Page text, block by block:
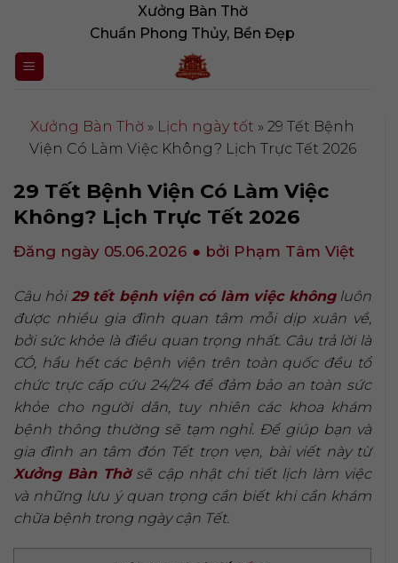
nội
dung
Xưởng Bàn Thờ
Chuẩn Phong Thủy, Bền Đẹp
Xưởng Bàn Thờ » Lịch ngày tốt » 29 Tết Bệnh
Viện Có Làm Việc Không? Lịch Trực Tết 2026
29 Tết Bệnh Viện Có Làm Việc
Không? Lịch Trực Tết 2026
Đăng ngày 05.06.2026 ● bởi Phạm Tâm Việt
Câu hỏi29 tết bệnh viện có làm việc khôngluôn
được nhiều gia đình quan tâm mỗi dịp xuân về,
bởi sức khỏe là điều quan trọng nhất. Câu trả lời là
CÓ, hầu hết các bệnh viện trên toàn quốc đều tổ
chức trực cấp cứu 24/24 để đảm bảo an toàn sức
khỏe cho người dân, tuy nhiên các khoa khám
bệnh thông thường sẽ tạm nghỉ. Để giúp bạn và
gia đình an tâm đón Tết trọn vẹn, bài viết này từ
Xưởng Bàn Thờsẽ cập nhật chi tiết lịch làm việc
và những lưu ý quan trọng cần biết khi cần khám
chữa bệnh trong ngày cận Tết.